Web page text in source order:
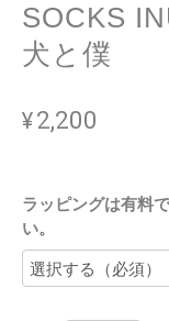
SOCKS
犬と僕
¥2,200
ラッピングは有料
い。